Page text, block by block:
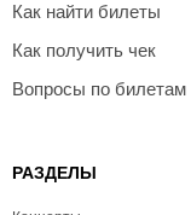
Как найти билеты
Как получить чек
Вопросы по билетам
РАЗДЕЛЫ